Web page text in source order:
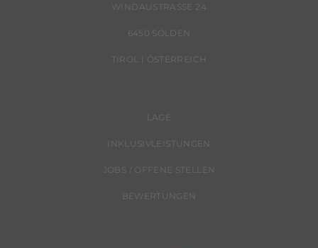
WINDAUSTRASSE 24
6450 SÖLDEN
TIROL | ÖSTERREICH
LAGE
INKLUSIVLEISTUNGEN
JOBS / OFFENE STELLEN
BEWERTUNGEN